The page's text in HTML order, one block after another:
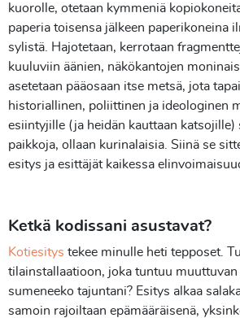
kuorolle, otetaan kymmeniä
paperia toisensa jälkeen paperikoneina
sylistä. Hajotetaan, kerrotaan
kuuluviin äänien, näkökantojen
asetetaan pääosaan itse metsä, jota
historiallinen, poliittinen ja ideologinen
esiintyjille (ja heidän kauttaan katsojille)
paikkoja, ollaan kurinalaisia. Siinä se
esitys ja esittäjät kaikessa
Ketkä kodissani asustavat?
Kotiesitys tekee minulle heti tepposet.
tilainstallaatioon, joka tuntuu muuttuvan
sumeneeko tajuntani? Esitys alkaa
samoin rajoiltaan epämääräisenä,